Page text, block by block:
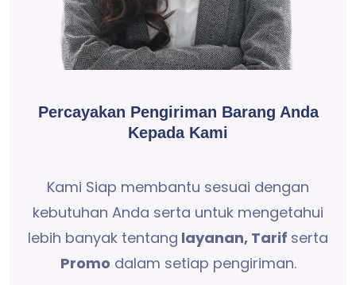
Percayakan Pengiriman Barang Anda
Kepada Kami
Kami Siap membantu sesuai dengan
kebutuhan Anda serta untuk mengetahui
lebih banyak tentang layanan, Tarif serta
Promo dalam setiap pengiriman.